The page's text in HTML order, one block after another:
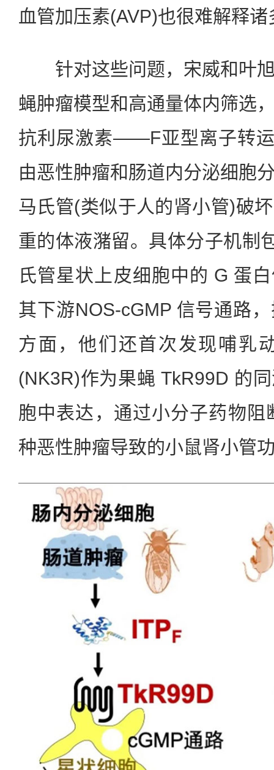
血管加压素(AVP)也很难解释
针对这些问题，宋威和叶旭
蝇肿瘤模型和高通量体内筛选
抗利尿激素——F亚型离子转
由恶性肿瘤和肠道内分泌细胞
马氏管(类似于人的肾小管)破
重的体液潴留。具体分子机制
氏管星状上皮细胞中的 G 蛋
其下游NOS-cGMP 信号通路
方面，他们还首次发现哺乳
(NK3R)作为果蝇 TkR99D 的
胞中表达，通过小分子药物阻
种恶性肿瘤导致的小鼠肾小管